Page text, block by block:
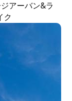
アーバン&ラ
ク